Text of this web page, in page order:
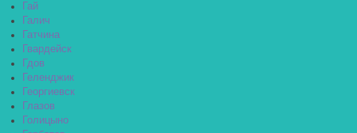
Гай
Галич
Гатчина
Гвардейск
Гдов
Геленджик
Георгиевск
Глазов
Голицыно